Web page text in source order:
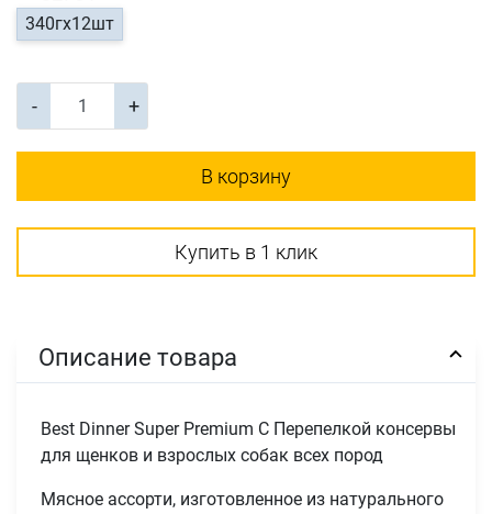
340гх12шт
- +
В корзину
Купить в 1 клик
Описание товара
Best Dinner Super Premium С Перепелкой консервы
для щенков и взрослых собак всех пород
Мясное ассорти, изготовленное из натурального